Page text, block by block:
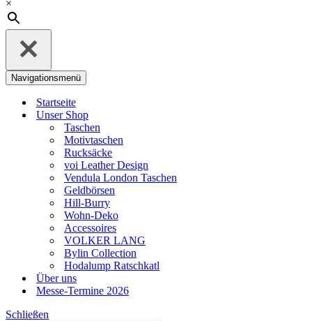
×
Navigationsmenü
Startseite
Unser Shop
Taschen
Motivtaschen
Rucksäcke
voi Leather Design
Vendula London Taschen
Geldbörsen
Hill-Burry
Wohn-Deko
Accessoires
VOLKER LANG
Bylin Collection
Hodalump Ratschkatl
Über uns
Messe-Termine 2026
Schließen